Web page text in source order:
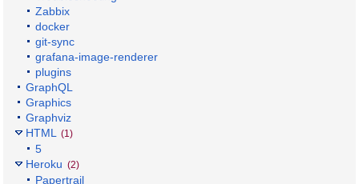
Zabbix
docker
git-sync
grafana-image-renderer
plugins
GraphQL
Graphics
Graphviz
HTML (1)
5
Heroku (2)
Papertrail